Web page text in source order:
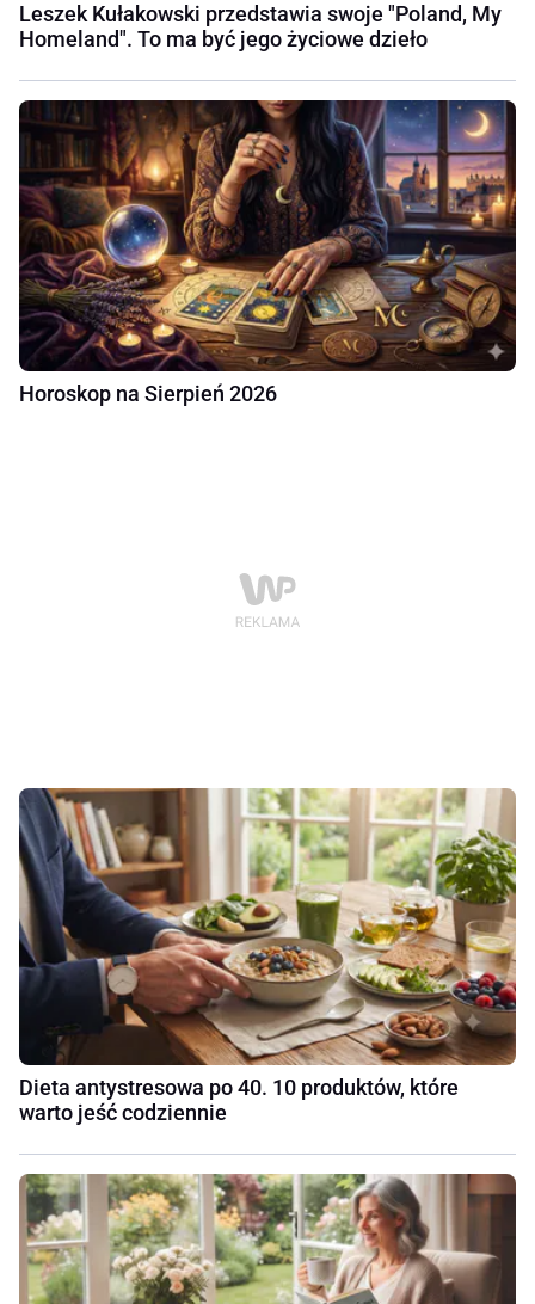
Leszek Kułakowski przedstawia swoje "Poland, My
Homeland". To ma być jego życiowe dzieło
Horoskop na Sierpień 2026
Dieta antystresowa po 40. 10 produktów, które
warto jeść codziennie